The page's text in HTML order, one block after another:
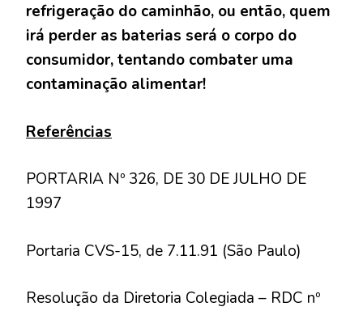
refrigeração do caminhão, ou então, quem
irá perder as baterias será o corpo do
consumidor, tentando combater uma
contaminação alimentar!
Referências
PORTARIA Nº 326, DE 30 DE JULHO DE
1997
Portaria CVS-15, de 7.11.91 (São Paulo)
Resolução da Diretoria Colegiada – RDC nº